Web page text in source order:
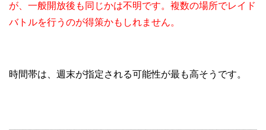
が、一般開放後も同じかは不明です。複数の場所でレイド
バトルを行うのが得策かもしれません。
時間帯は、週末が指定される可能性が最も高そうです。